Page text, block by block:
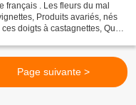
français . Les fleurs du mal
Produits avariés, nés
doigts à castagnettes, Qui
Page suivante >